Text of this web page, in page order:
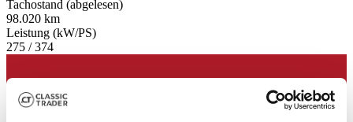
Tachostand (abgelesen)
98.020 km
Leistung (kW/PS)
275 / 374